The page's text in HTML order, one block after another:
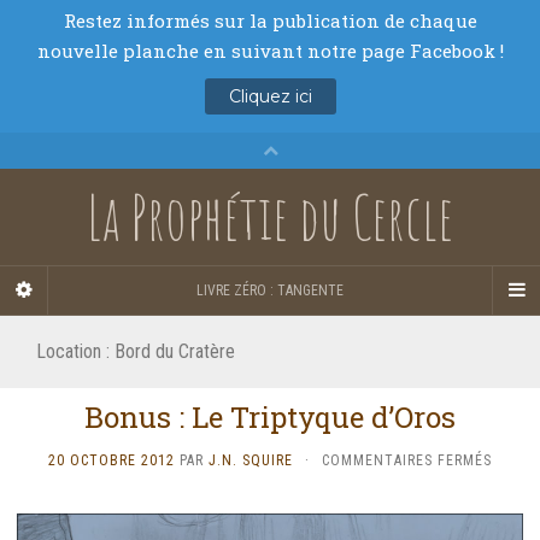
La Prophétie du Cercle
LIVRE ZÉRO : TANGENTE
Location : Bord du Cratère
Bonus : Le Triptyque d’Oros
20 OCTOBRE 2012 PAR J.N. SQUIRE · COMMENTAIRES FERMÉS